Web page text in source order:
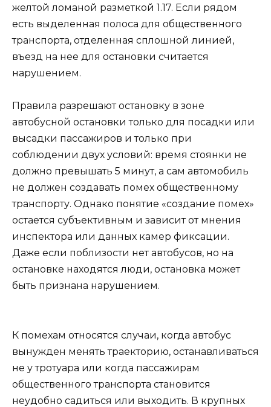
желтой ломаной разметкой 1.17. Если рядом
есть выделенная полоса для общественного
транспорта, отделенная сплошной линией,
въезд на нее для остановки считается
нарушением.
Правила разрешают остановку в зоне
автобусной остановки только для посадки или
высадки пассажиров и только при
соблюдении двух условий: время стоянки не
должно превышать 5 минут, а сам автомобиль
не должен создавать помех общественному
транспорту. Однако понятие «создание помех»
остается субъективным и зависит от мнения
инспектора или данных камер фиксации.
Даже если поблизости нет автобусов, но на
остановке находятся люди, остановка может
быть признана нарушением.
К помехам относятся случаи, когда автобус
вынужден менять траекторию, останавливаться
не у тротуара или когда пассажирам
общественного транспорта становится
неудобно садиться или выходить. В крупных